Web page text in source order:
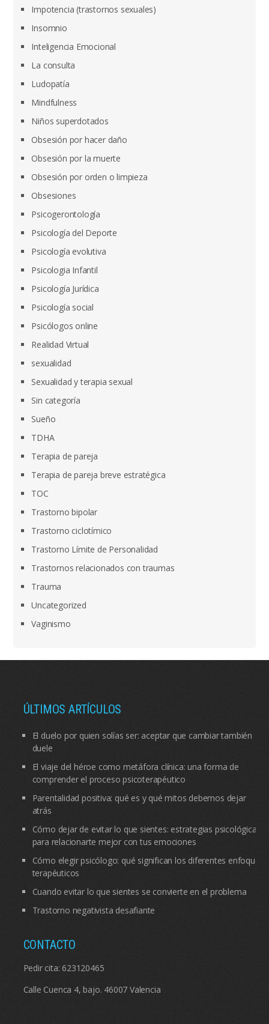
Impotencia (trastornos sexuales)
Insomnio
Inteligencia Emocional
La consulta
Ludopatía
Mindfulness
Niños superdotados
Obsesión por hacer daño
Obsesión por la muerte
Obsesión por orden o limpieza
Obsesiones
Psicogerontología
Psicología del Deporte
Psicología evolutiva
Psicologia Infantil
Psicología Jurídica
Psicología social
Psicólogos online
Realidad Virtual
sexualidad
Sexualidad y terapia sexual
Sin categoría
Sueño
TDHA
Terapia de pareja
Terapia de pareja breve estratégica
TOC
Trastorno bipolar
Trastorno ciclotímico
Trastorno Límite de Personalidad
Trastornos relacionados con traumas
Trauma
Uncategorized
Vaginismo
ÚLTIMOS ARTÍCULOS
El duelo por quien solías ser: aceptar que cambiar también
duele
El viaje del héroe como metáfora clínica: una forma de
comprender el proceso psicoterapéutico
Parentalidad positiva: qué es y qué mitos debemos dejar
atrás
Cómo dejar de evitar lo que sientes: estrategias psicológicas
para relacionarte mejor con tus emociones
Cómo elegir psicólogo: qué significan los diferentes enfoques
terapéuticos
Cuando evitar lo que sientes se convierte en el problema
Trastorno negativista desafiante
CONTACTO
Pedir cita: 623120465
Calle Cuenca 4, bajo. 46007 Valencia